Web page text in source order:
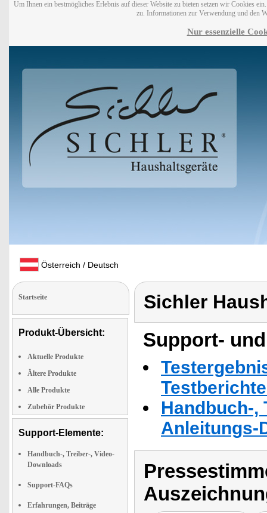
Um Ihnen ein bestmögliches Erlebnis auf dieser Website zu bieten setzen wir Cookies
zu. Informationen zur Verwendung und den
Nur essenzielle
Österreich / Deutsch
Startseite
Produkt-Übersicht:
Aktuelle Produkte
Ältere Produkte
Alle Produkte
Zubehör Produkte
Support-Elemente:
Handbuch-, Treiber-, Video-
Downloads
Support-FAQs
Erfahrungen, Beiträge
Sichler
Support-
Handbuch-,
Anleitungs-